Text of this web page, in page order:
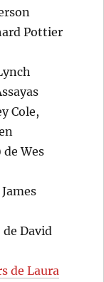
Pottier
Cole,
Wes
de David
de Laura